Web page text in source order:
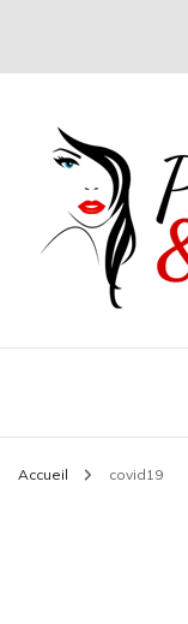
Plaire &
Conseil mode et
Accueil covid19